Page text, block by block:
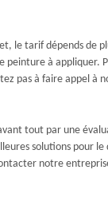
le tarif dépends de
peinture à
pas à faire appel
tout par une
solutions pour
notre